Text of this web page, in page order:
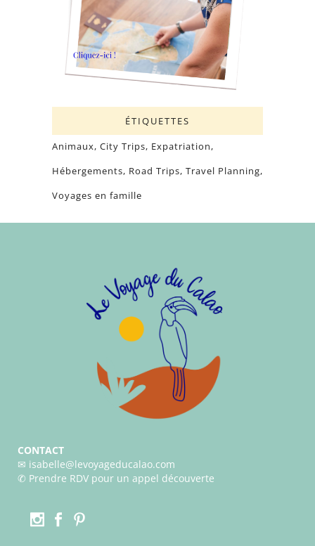
ÉTIQUETTES
Animaux City Trips Expatriation
Hébergements Road Trips Travel Planning
Voyages en famille
CONTACT
✉︎ isabelle@levoyageducalao.com
✆ Prendre RDV pour un appel découverte